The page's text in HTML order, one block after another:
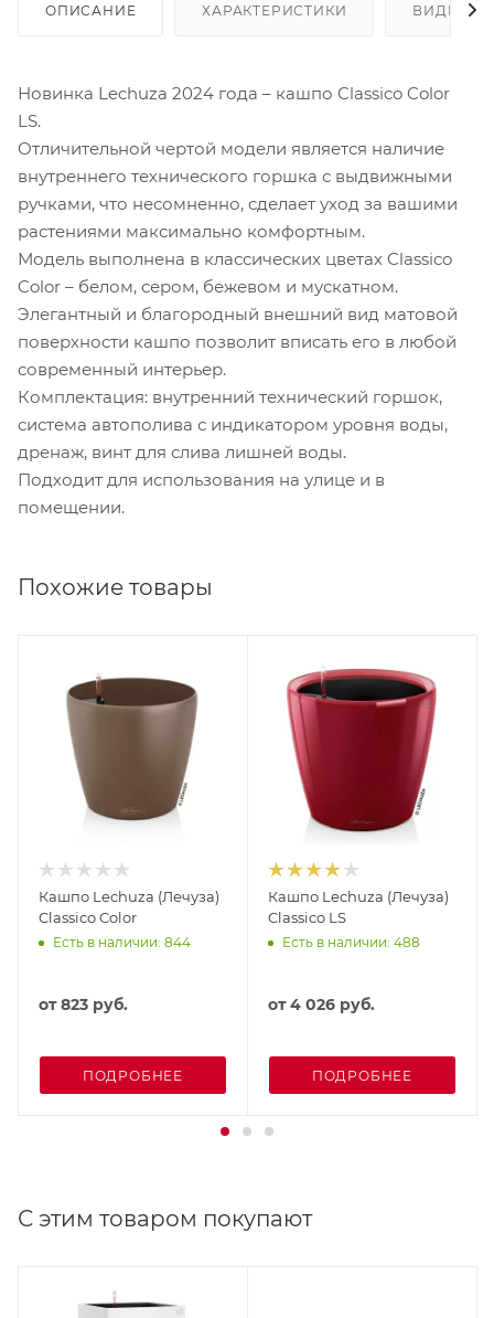
ОПИСАНИЕ ХАРАКТЕРИСТИКИ ВИДЕО
Новинка Lechuza 2024 года – кашпо Classico Color
LS.
Отличительной чертой модели является наличие
внутреннего технического горшка с выдвижными
ручками, что несомненно, сделает уход за вашими
растениями максимально комфортным.
Модель выполнена в классических цветах Classico
Color – белом, сером, бежевом и мускатном.
Элегантный и благородный внешний вид матовой
поверхности кашпо позволит вписать его в любой
современный интерьер.
Комплектация: внутренний технический горшок,
система автополива с индикатором уровня воды,
дренаж, винт для слива лишней воды.
Подходит для использования на улице и в
помещении.
Похожие товары
Кашпо Lechuza (Лечуза)
Classico Color
Есть в наличии: 844
от823 руб.
ПОДРОБНЕЕ
Кашпо Lechuza (Лечуза)
Classico LS
Есть в наличии: 488
от4 026 руб.
ПОДРОБНЕЕ
С этим товаром покупают